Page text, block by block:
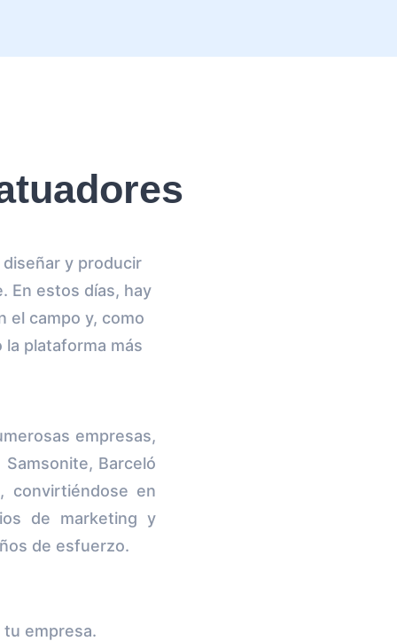
y producir
En estos días, hay
el campo y, como
plataforma más
empresas,
Barceló
convirtiéndose en
de marketing y
de esfuerzo.
empresa.